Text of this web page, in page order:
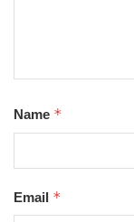
Name *
Email *